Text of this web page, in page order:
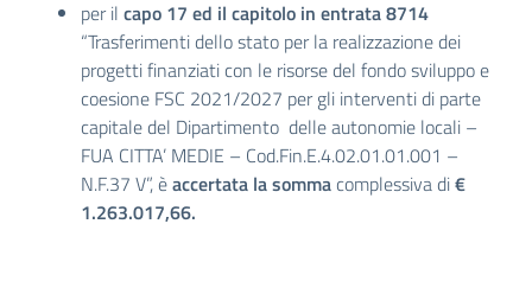
per il capo 17 ed il capitolo in entrata 8714
“Trasferimenti dello stato per la realizzazione dei
progetti finanziati con le risorse del fondo sviluppo e
coesione FSC 2021/2027 per gli interventi di parte
capitale del Dipartimento delle autonomie locali –
FUA CITTA’ MEDIE – Cod.Fin.E.4.02.01.01.001 –
N.F.37 V”, èaccertata la somma complessiva di€
1.263.017,66.